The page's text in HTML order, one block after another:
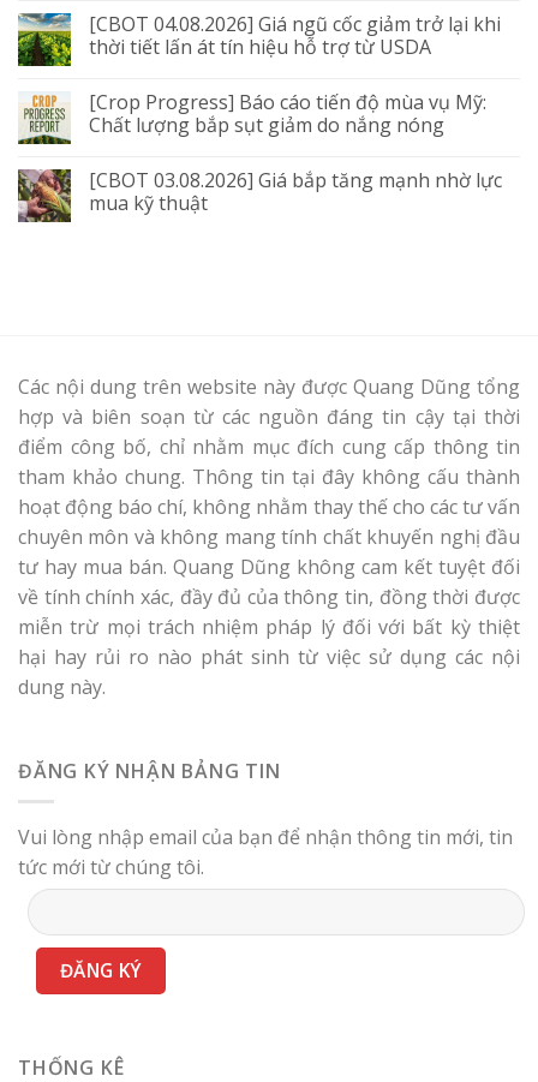
[CBOT 04.08.2026] Giá ngũ cốc giảm trở lại khi
thời tiết lấn át tín hiệu hỗ trợ từ USDA
[Crop Progress] Báo cáo tiến độ mùa vụ Mỹ:
Chất lượng bắp sụt giảm do nắng nóng
[CBOT 03.08.2026] Giá bắp tăng mạnh nhờ lực
mua kỹ thuật
Các nội dung trên website này được Quang Dũng tổng
hợp và biên soạn từ các nguồn đáng tin cậy tại thời
điểm công bố, chỉ nhằm mục đích cung cấp thông tin
tham khảo chung. Thông tin tại đây không cấu thành
hoạt động báo chí, không nhằm thay thế cho các tư vấn
chuyên môn và không mang tính chất khuyến nghị đầu
tư hay mua bán. Quang Dũng không cam kết tuyệt đối
về tính chính xác, đầy đủ của thông tin, đồng thời được
miễn trừ mọi trách nhiệm pháp lý đối với bất kỳ thiệt
hại hay rủi ro nào phát sinh từ việc sử dụng các nội
dung này.
ĐĂNG KÝ NHẬN BẢNG TIN
Vui lòng nhập email của bạn để nhận thông tin mới, tin
tức mới từ chúng tôi.
THỐNG KÊ